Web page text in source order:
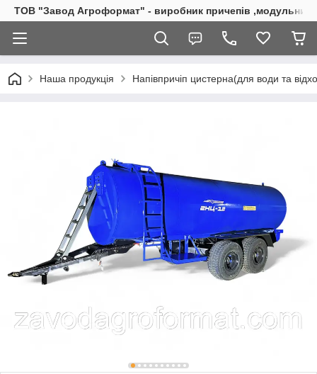
ТОВ "Завод Агроформат" - виробник причепів ,модульних
Наша продукція Напівпричіп цистерна(для води та